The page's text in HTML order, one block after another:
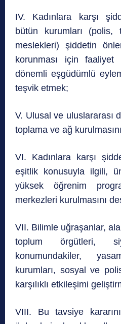
IV. Kadınlara karşı
bütün kurumları (polis,
meslekleri) şiddetin
korunması için
dönemli eşgüdümlü
teşvik etmek;
V. Ulusal ve uluslararası
toplama ve ağ
VI. Kadınlara karşı
eşitlik konusuyla ilgili,
yüksek öğrenim
merkezleri kurulmasını
VII. Bilimle uğraşanlar,
toplum örgütleri,
konumundakiler,
kurumları, sosyal ve
karşılıklı etkileşimi
VIII. Bu tavsiye